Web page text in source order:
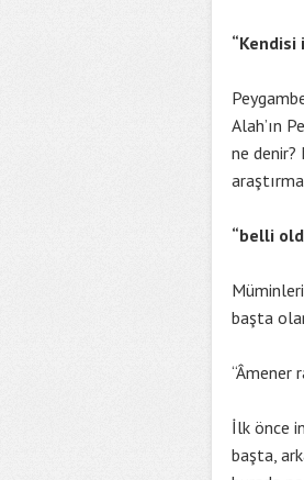
“Kendisi
Alah’ın
ne denir?
“belli
başta
“Âmener
İlk önce
başta,